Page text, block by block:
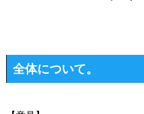
全体について。